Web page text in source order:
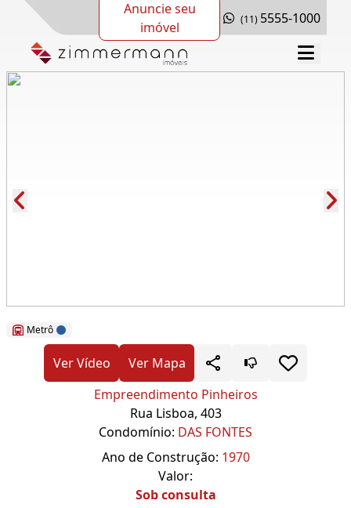
Anuncie seu
imóvel
(11) 5555-1000
Metrô
Ver Vídeo
Ver Mapa
Empreendimento Pinheiros
Rua Lisboa, 403
Condomínio: DAS FONTES
Ano de Construção: 1970
Valor:
Sob consulta